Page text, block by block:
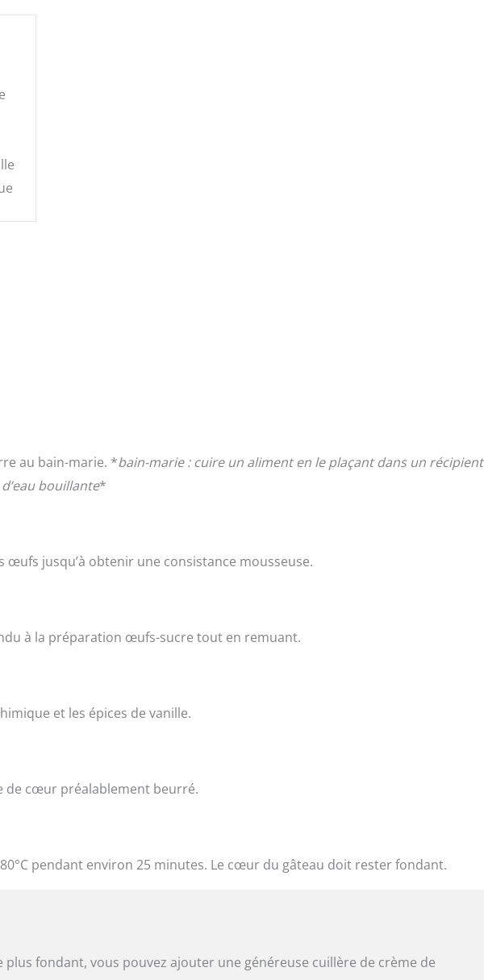
au bain-marie. *bain-marie : cuire un aliment en le plaçant dans un récipient
bouillante*
œufs jusqu’à obtenir une consistance mousseuse.
à la préparation œufs-sucre tout en remuant.
et les épices de vanille.
de cœur préalablement beurré.
pendant environ 25 minutes. Le cœur du gâteau doit rester fondant.
fondant, vous pouvez ajouter une généreuse cuillère de crème de